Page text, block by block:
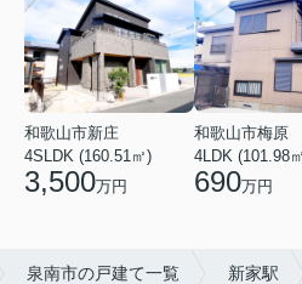
和歌山市新庄
4SLDK (160.51㎡)
3,500万円
和歌山市梅原
4LDK (101.98
690万円
泉南市の戸建て一覧 新家駅